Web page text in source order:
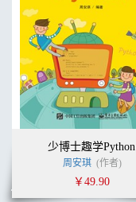
少博士趣学Python
周安琪 (作者)
￥49.90